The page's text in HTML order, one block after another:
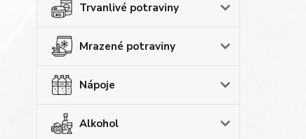
Trvanlivé potraviny
Mrazené potraviny
Nápoje
Alkohol